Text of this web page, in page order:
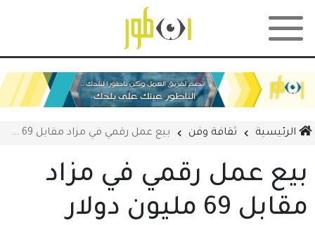
الرئيسية ثقافة وفن بيع عمل رقمي في مزاد مقابل 69 مليون دولار
بيع عمل رقمي في مزاد
مقابل 69 مليون دولار